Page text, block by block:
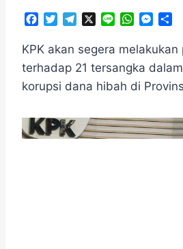
c
e
b
o
k
i
t
e
l
e
g
r
m
n
W
a
t
s
A
p
M
s
s
e
n
e
r
a
e
KPK akan segera melakukan
terhadap 21 tersangka
korupsi dana hibah di